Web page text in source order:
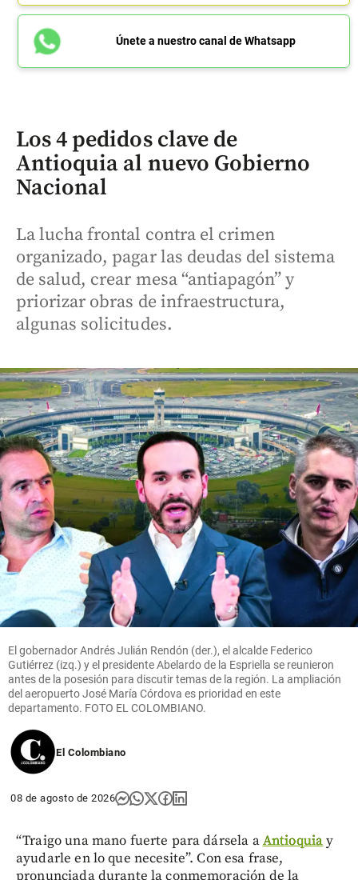
Únete a nuestro canal de Whatsapp
Los 4 pedidos clave de
Antioquia al nuevo Gobierno
Nacional
La lucha frontal contra el crimen
organizado, pagar las deudas del sistema
de salud, crear mesa “antiapagón” y
priorizar obras de infraestructura,
algunas solicitudes.
El gobernador Andrés Julián Rendón (der.), el alcalde Federico
Gutiérrez (izq.) y el presidente Abelardo de la Espriella se reunieron
antes de la posesión para discutir temas de la región. La ampliación
del aeropuerto José María Córdova es prioridad en este
departamento. FOTO EL COLOMBIANO.
El Colombiano
08 de agosto de 2026
“Traigo una mano fuerte para dársela aAntioquiay
ayudarle en lo que necesite”. Con esa frase,
pronunciada durante la conmemoración de la